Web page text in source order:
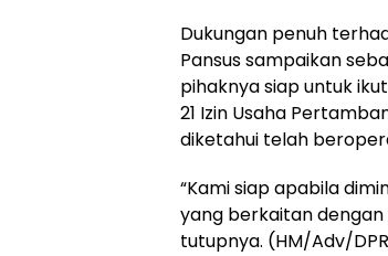
Dukungan penuh
Pansus sampaikan
pihaknya siap untuk
21 Izin Usaha
diketahui telah
“Kami siap apabila
yang berkaitan dengan
tutupnya. (HM/Adv/